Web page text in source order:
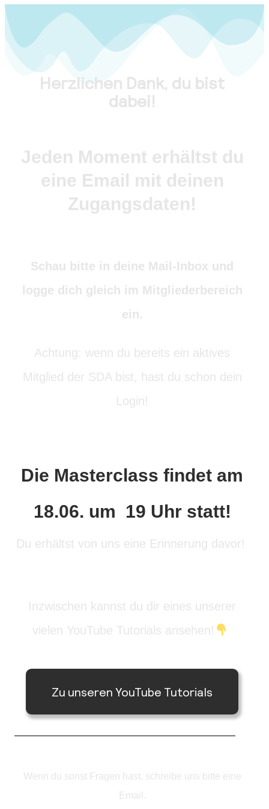
Herzlichen Dank, du bist
dabei!
Jeden Moment erhältst du
eine Email mit deinen
Zugangsdaten!
Schau bitte in deine Mail-Inbox und
logge dich gleich im Mitgliederbereich
ein.
Achtung: wenn du bereits ein aktives
Mitglied der SDA bist, hast du schon dein
Login!
Die Masterclass findet am
18.06. um 19 Uhr statt!
Du erhältst von uns eine Erinnerung davor!
Inzwischen kannst du dir eines unserer
vielen YouTube Tutorials ansehen!
Zu unseren YouTube Tutorials
Wenn du sonst Fragen hast, schreibe uns bitte eine
Email.